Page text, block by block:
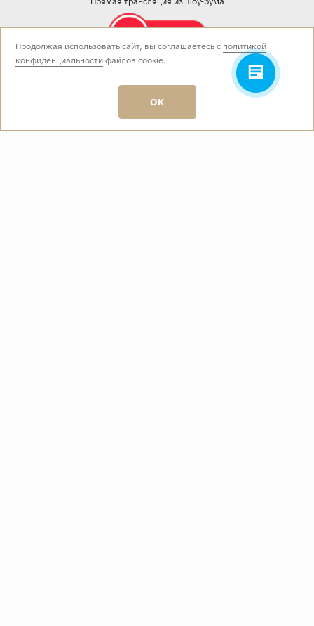
Звоните нам:
пн-вс 10:00 - 19:00
E-mail:
info@baza-plitki.ru
Продолжая использовать сайт, вы соглашаетесь с политикой
конфиденциальностифайлов cookie.
OK